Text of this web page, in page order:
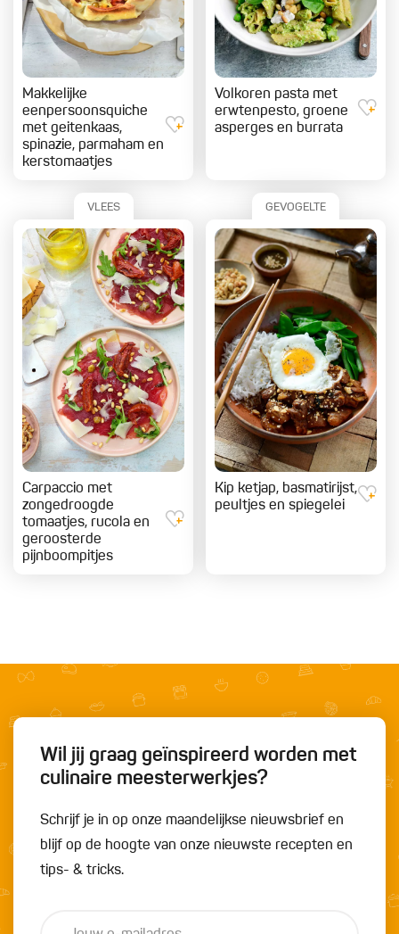
Makkelijke
eenpersoonsquiche
met geitenkaas,
spinazie, parmaham en
kerstomaatjes
Volkoren pasta met
erwtenpesto, groene
asperges en burrata
VLEES
Carpaccio met
zongedroogde
tomaatjes, rucola en
geroosterde
pijnboompitjes
GEVOGELTE
Kip ketjap, basmatirijst,
peultjes en spiegelei
Wil jij graag geïnspireerd worden met
culinaire meesterwerkjes?
Schrijf je in op onze maandelijkse nieuwsbrief en
blijf op de hoogte van onze nieuwste recepten en
tips- & tricks.